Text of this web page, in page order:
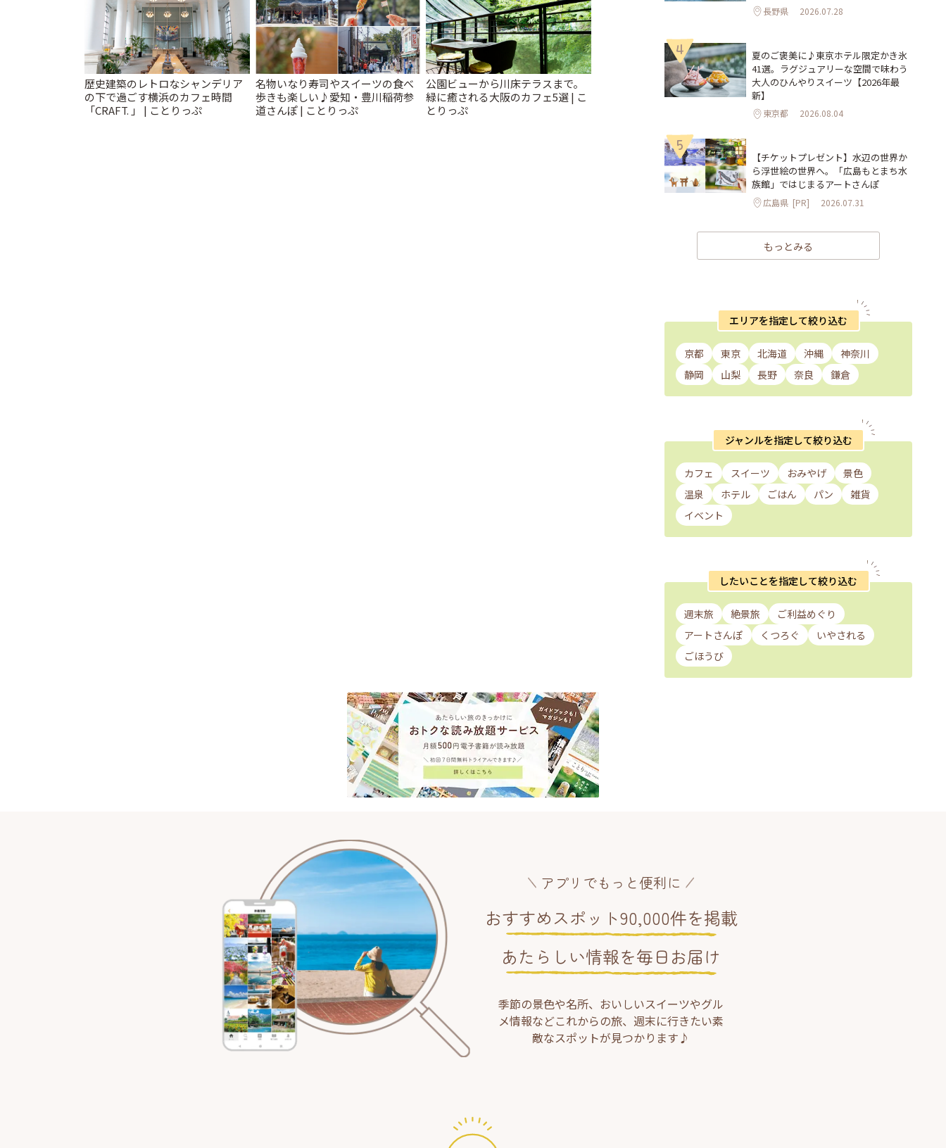
歴史建築のレトロなシャンデリア
の下で過ごす横浜のカフェ時間
「CRAFT. 」 | ことりっぷ
名物いなり寿司やスイーツの食べ
歩きも楽しい♪愛知・豊川稲荷参
道さんぽ | ことりっぷ
公園ビューから川床テラスまで。
緑に癒される大阪のカフェ5選 | こ
とりっぷ
長野県 2026.07.28
4
夏のご褒美に♪東京ホテル限定かき氷
41選。ラグジュアリーな空間で味わう
大人のひんやりスイーツ【2026年最
新】
東京都 2026.08.04
5
【チケットプレゼント】水辺の世界か
ら浮世絵の世界へ。「広島もとまち水
族館」ではじまるアートさんぽ
広島県 [PR] 2026.07.31
もっとみる
エリアを指定して絞り込む
京都 東京 北海道 沖縄
神奈川
静岡
山梨 長野 奈良 鎌倉
ジャンルを指定して絞り込む
カフェ スイーツ おみやげ
景色
温泉
ホテル ごはん パン
雑貨
イベント
したいことを指定して絞り込む
週末旅 絶景旅
ご利益めぐり
アートさんぽ
くつろぐ
いやされる
ごほうび
アプリでもっと便利に
おすすめスポット90,000件を掲載
あたらしい情報を毎日お届け
季節の景色や名所、おいしいスイーツやグル
メ情報などこれからの旅、週末に行きたい素
敵なスポットが見つかります♪